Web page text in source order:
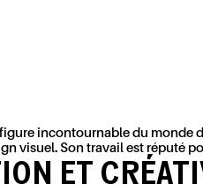
figure incontournable du monde
visuel. Son travail est réputé
ET